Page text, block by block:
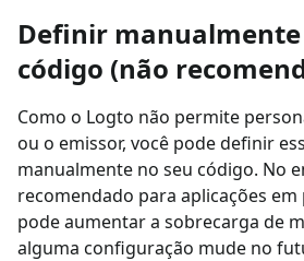
Definir manualmente
código (não
Como o Logto não permite
ou o emissor, você pode definir
manualmente no seu código. No
recomendado para aplicações
pode aumentar a sobrecarga de
alguma configuração mude no